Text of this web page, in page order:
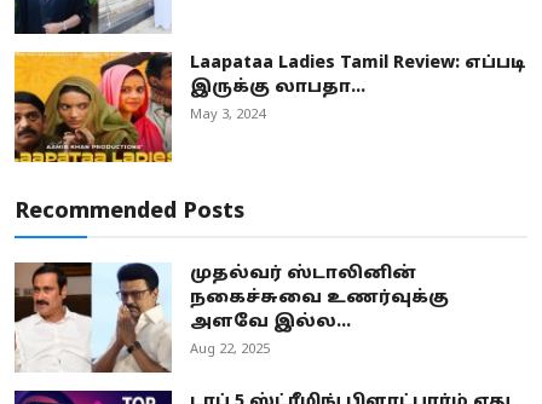
Laapataa Ladies Tamil Review: எப்படி
இருக்கு லாபதா...
May 3, 2024
Recommended Posts
முதல்வர் ஸ்டாலினின்
நகைச்சுவை உணர்வுக்கு
அளவே இல்ல...
Aug 22, 2025